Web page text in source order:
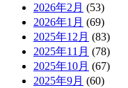
2026年2月 (53)
2026年1月 (69)
2025年12月 (83)
2025年11月 (78)
2025年10月 (67)
2025年9月 (60)